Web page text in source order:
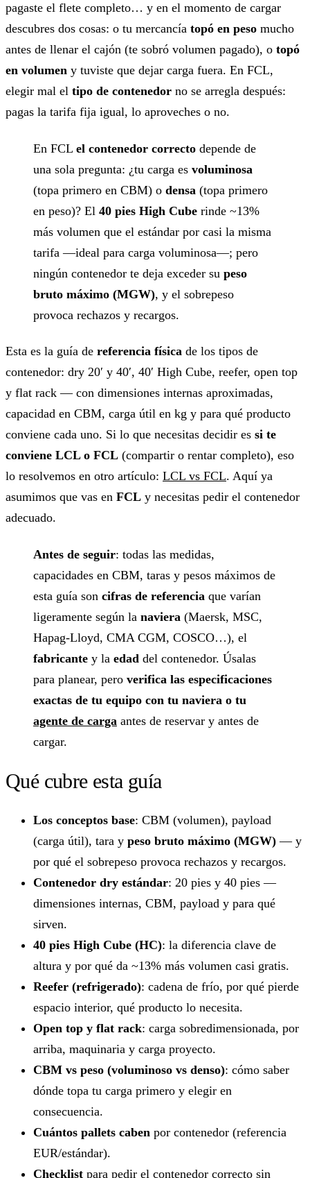
pagaste el flete completo… y en el momento de cargar
descubres dos cosas: o tu mercancía topó en peso mucho
antes de llenar el cajón (te sobró volumen pagado), o topó
en volumen y tuviste que dejar carga fuera. En FCL,
elegir mal el tipo de contenedor no se arregla después:
pagas la tarifa fija igual, lo aproveches o no.
En FCL el contenedor correcto depende de
una sola pregunta: ¿tu carga es voluminosa
(topa primero en CBM) o densa (topa primero
en peso)? El 40 pies High Cube rinde ~13%
más volumen que el estándar por casi la misma
tarifa —ideal para carga voluminosa—; pero
ningún contenedor te deja exceder su peso
bruto máximo (MGW), y el sobrepeso
provoca rechazos y recargos.
Esta es la guía de referencia física de los tipos de
contenedor: dry 20′ y 40′, 40′ High Cube, reefer, open top
y flat rack — con dimensiones internas aproximadas,
capacidad en CBM, carga útil en kg y para qué producto
conviene cada uno. Si lo que necesitas decidir es si te
conviene LCL o FCL (compartir o rentar completo), eso
lo resolvemos en otro artículo: LCL vs FCL. Aquí ya
asumimos que vas en FCL y necesitas pedir el contenedor
adecuado.
Antes de seguir: todas las medidas,
capacidades en CBM, taras y pesos máximos de
esta guía son cifras de referencia que varían
ligeramente según la naviera (Maersk, MSC,
Hapag-Lloyd, CMA CGM, COSCO…), el
fabricante y la edad del contenedor. Úsalas
para planear, pero verifica las especificaciones
exactas de tu equipo con tu naviera o tu
agente de carga antes de reservar y antes de
cargar.
Qué cubre esta guía
Los conceptos base: CBM (volumen), payload
(carga útil), tara y peso bruto máximo (MGW) — y
por qué el sobrepeso provoca rechazos y recargos.
Contenedor dry estándar: 20 pies y 40 pies —
dimensiones internas, CBM, payload y para qué
sirven.
40 pies High Cube (HC): la diferencia clave de
altura y por qué da ~13% más volumen casi gratis.
Reefer (refrigerado): cadena de frío, por qué pierde
espacio interior, qué producto lo necesita.
Open top y flat rack: carga sobredimensionada, por
arriba, maquinaria y carga proyecto.
CBM vs peso (voluminoso vs denso): cómo saber
dónde topa tu carga primero y elegir en
consecuencia.
Cuántos pallets caben por contenedor (referencia
EUR/estándar).
Checklist para pedir el contenedor correcto sin